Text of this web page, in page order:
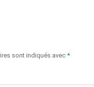
sont indiqués avec *